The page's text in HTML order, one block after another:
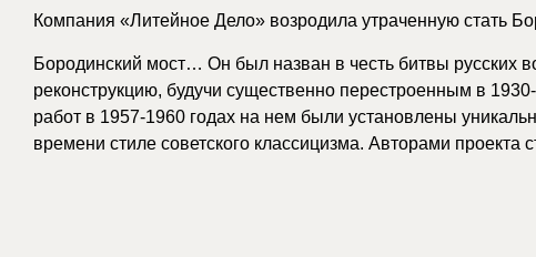
Компания «Литейное Дело» возродила утраченную стать
Бородинский мост… Он был назван в честь битвы русских
реконструкцию, будучи существенно перестроенным в
работ в 1957-1960 годах на нем были установлены
времени стиле советского классицизма. Авторами